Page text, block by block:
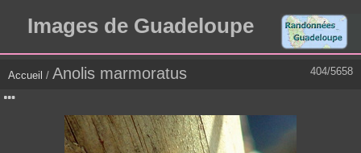
Images de Guadeloupe
404/5658
Accueil / Anolis marmoratus